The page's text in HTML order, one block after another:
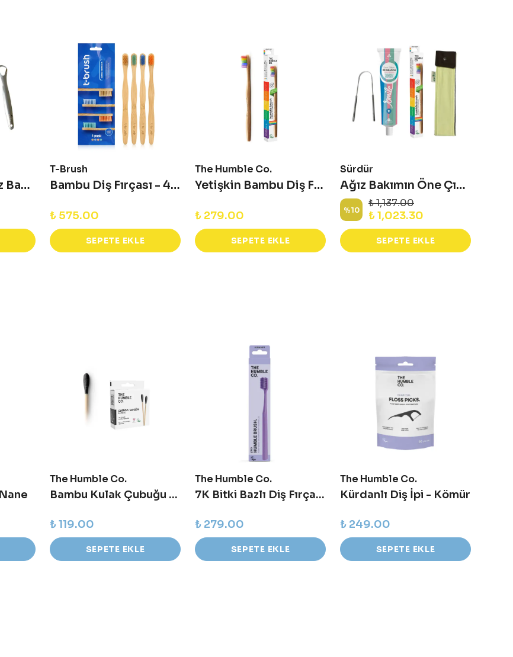
Yanında Taşı Ağız Bakım - Avantajlı Set
T-Brush
Bambu Diş Fırçası - 4 adet - Orta Sert
₺ 575.00
SEPETE EKLE
The Humble Co.
Yetişkin Bambu Diş Fırçası Medium - Gökkuşağı Renkli
₺ 279.00
SEPETE EKLE
Sürdür
Ağız Bakımın Öne Çıkanları - Avantajlı Set
%10
₺ 1,137.00
₺ 1,023.30
SEPETE EKLE
The Humble Co.
Bambu Kulak Çubuğu - Siyah - 100 adet
₺ 119.00
SEPETE EKLE
The Humble Co.
7K Bitki Bazlı Diş Fırçası - Lila
₺ 279.00
SEPETE EKLE
The Humble Co.
Kürdanlı Diş İpi - Kömür
₺ 249.00
SEPETE EKLE